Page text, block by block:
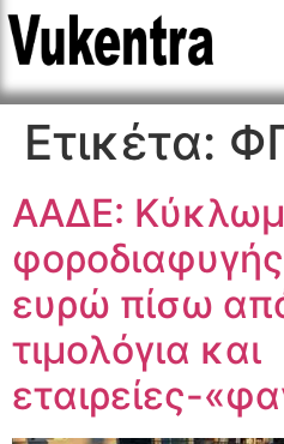
Ετικέτα:
ΑΑΔΕ:
ευρώ πίσω
τιμολόγια και
εταιρείες-